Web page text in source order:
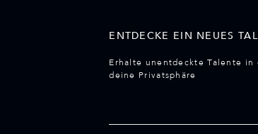
ENTDECKE EIN NEUES
Erhalte unentdeckte Talente
deine Privatsphäre